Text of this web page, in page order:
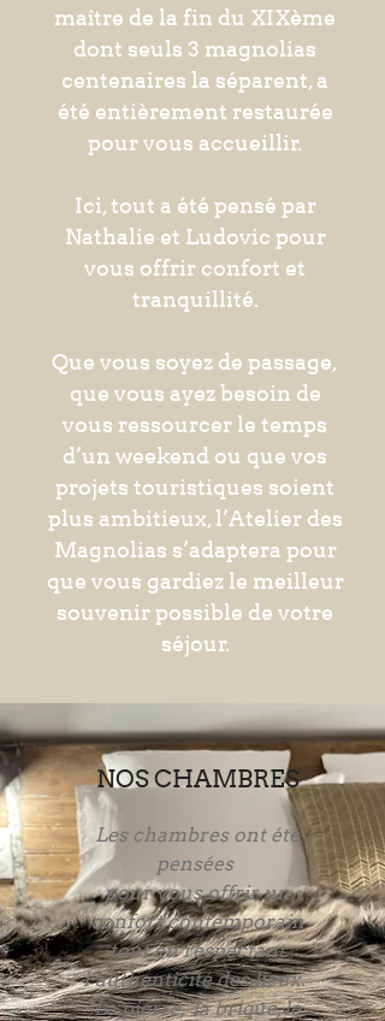
maître de la fin du XIXème
dont seuls 3 magnolias
centenaires la séparent, a
été entièrement restaurée
pour vous accueillir.
Ici, tout a été pensé par
Nathalie et Ludovic pour
vous offrir confort et
tranquillité.
Que vous soyez de passage,
que vous ayez besoin de
vous ressourcer le temps
d’un weekend ou que vos
projets touristiques soient
plus ambitieux, l’Atelier des
Magnolias s’adaptera pour
que vous gardiez le meilleur
souvenir possible de votre
séjour.
NOS CHAMBRES
Les chambres ont été
pensées
pour vous offrir un
confort contemporain
tout en respectant
l’authenticité des lieux.
La pierre, la brique, le